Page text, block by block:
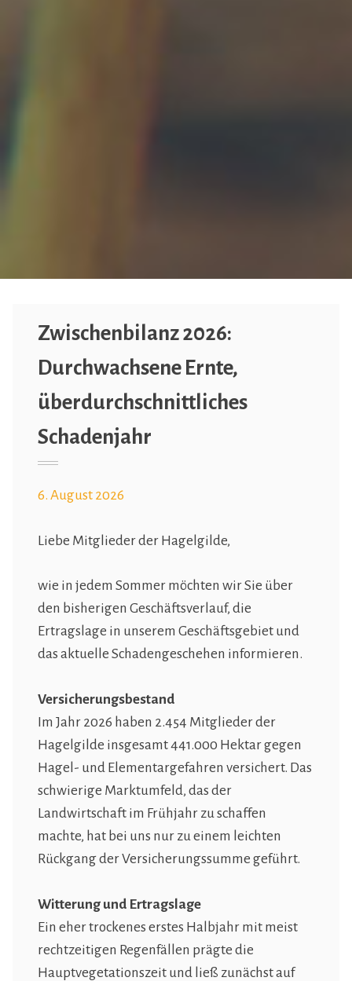
Zwischenbilanz 2026:
Durchwachsene Ernte,
überdurchschnittliches
Schadenjahr
6. August 2026
Liebe Mitglieder der Hagelgilde,
wie in jedem Sommer möchten wir Sie über
den bisherigen Geschäftsverlauf, die
Ertragslage in unserem Geschäftsgebiet und
das aktuelle Schadengeschehen informieren.
Versicherungsbestand
Im Jahr 2026 haben 2.454 Mitglieder der
Hagelgilde insgesamt 441.000 Hektar gegen
Hagel- und Elementargefahren versichert. Das
schwierige Marktumfeld, das der
Landwirtschaft im Frühjahr zu schaffen
machte, hat bei uns nur zu einem leichten
Rückgang der Versicherungssumme geführt.
Witterung und Ertragslage
Ein eher trockenes erstes Halbjahr mit meist
rechtzeitigen Regenfällen prägte die
Hauptvegetationszeit und ließ zunächst auf